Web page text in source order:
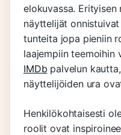
elokuvassa.
näyttelijät
tunteita jopa pieniin
laajempiin teemoihin
IMDb palvelun
näyttelijöiden ura
Henkilökohtaisesti
roolit ovat